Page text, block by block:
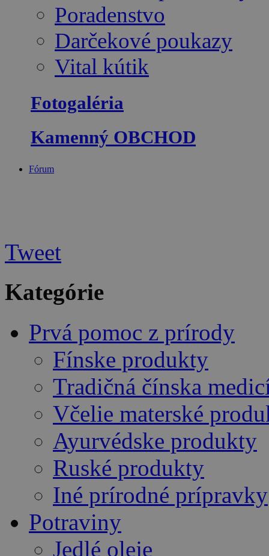
Poradenstvo
Darčekové poukazy
Vital kútik
Fotogaléria
Kamenný OBCHOD
Fórum
Tweet
Kategórie
Prvá pomoc z prírody
Fínske produkty
Tradičná čínska
Včelie materské
Ayurvédske produkty
Ruské produkty
Iné prírodné prípravky
Potraviny
Jedlé oleje